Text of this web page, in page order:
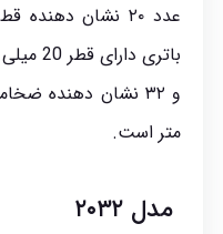
عدد ۲۰ نشان
باتری دارای قطر 20 میلی متر است
متر است.
مدل ۲۰۳۲